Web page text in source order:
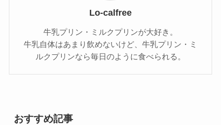
Lo-calfree
牛乳プリン・ミルクプリンが大好き。
牛乳自体はあまり飲めないけど、牛乳プリン・ミ
ルクプリンなら毎日のように食べられる。
おすすめ記事